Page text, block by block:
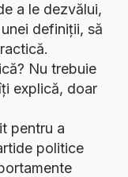
a le dezvălui,
definiții, să
Nu trebuie
explică, doar
pentru a
politice